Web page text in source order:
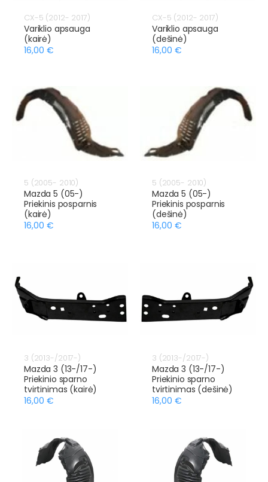
CX-5 (2012- 2017)
Variklio apsauga
(kairė)
16,00 €
CX-5 (2012- 2017)
Variklio apsauga
(dešinė)
16,00 €
5 (2005- 2010)
Mazda 5 (05-)
Priekinis posparnis
(kairė)
16,00 €
5 (2005- 2010)
Mazda 5 (05-)
Priekinis posparnis
(dešinė)
16,00 €
3 (2013-/2017-)
Mazda 3 (13-/17-)
Priekinio sparno
tvirtinimas (kairė)
16,00 €
3 (2013-/2017-)
Mazda 3 (13-/17-)
Priekinio sparno
tvirtinimas (dešinė)
16,00 €